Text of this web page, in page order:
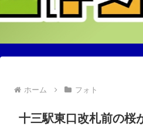
ホーム フォト
十三駅東口改札前の桜